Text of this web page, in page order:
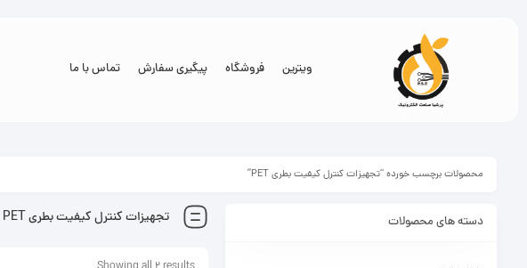
ویترین فروشگاه پیگیری سفارش تماس با ما
محصولات برچسب خورده “تجهیزات کنترل کیفیت بطری PET”
تجهیزات کنترل کیفیت بطری PET دسته های محصولات